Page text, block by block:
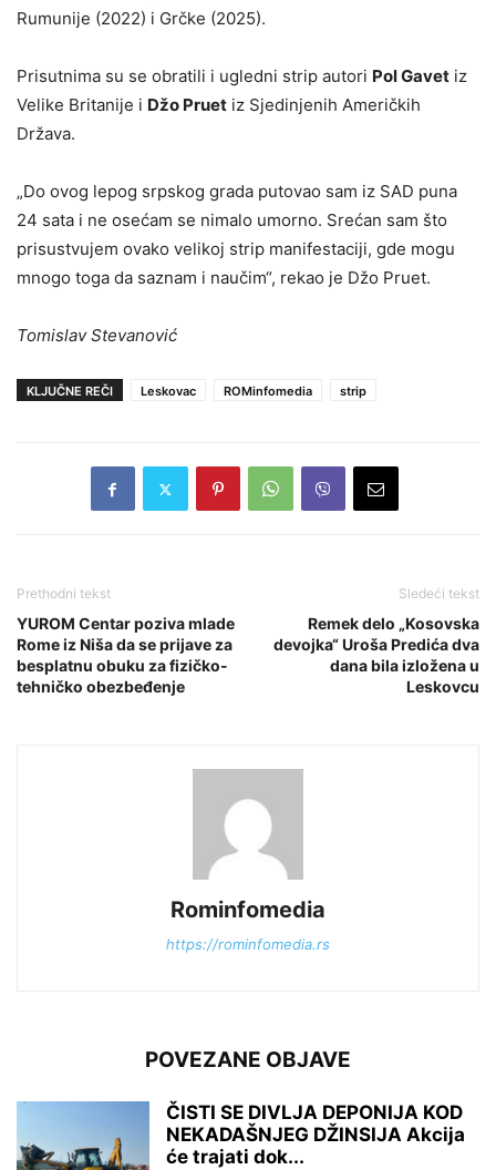
Rumunije (2022) i Grčke (2025).
Prisutnima su se obratili i ugledni strip autori Pol Gavet iz
Velike Britanije i Džo Pruet iz Sjedinjenih Američkih
Država.
„Do ovog lepog srpskog grada putovao sam iz SAD puna
24 sata i ne osećam se nimalo umorno. Srećan sam što
prisustvujem ovako velikoj strip manifestaciji, gde mogu
mnogo toga da saznam i naučim“, rekao je Džo Pruet.
Tomislav Stevanović
KLJUČNE REČI Leskovac ROMinfomedia strip
Prethodni tekst
YUROM Centar poziva mlade
Rome iz Niša da se prijave za
besplatnu obuku za fizičko-
tehničko obezbeđenje
Sledeći tekst
Remek delo „Kosovska
devojka“ Uroša Predića dva
dana bila izložena u
Leskovcu
Rominfomedia
https://rominfomedia.rs
POVEZANE OBJAVE
ČISTI SE DIVLJA DEPONIJA KOD
NEKADAŠNJEG DŽINSIJA Akcija
će trajati dok...